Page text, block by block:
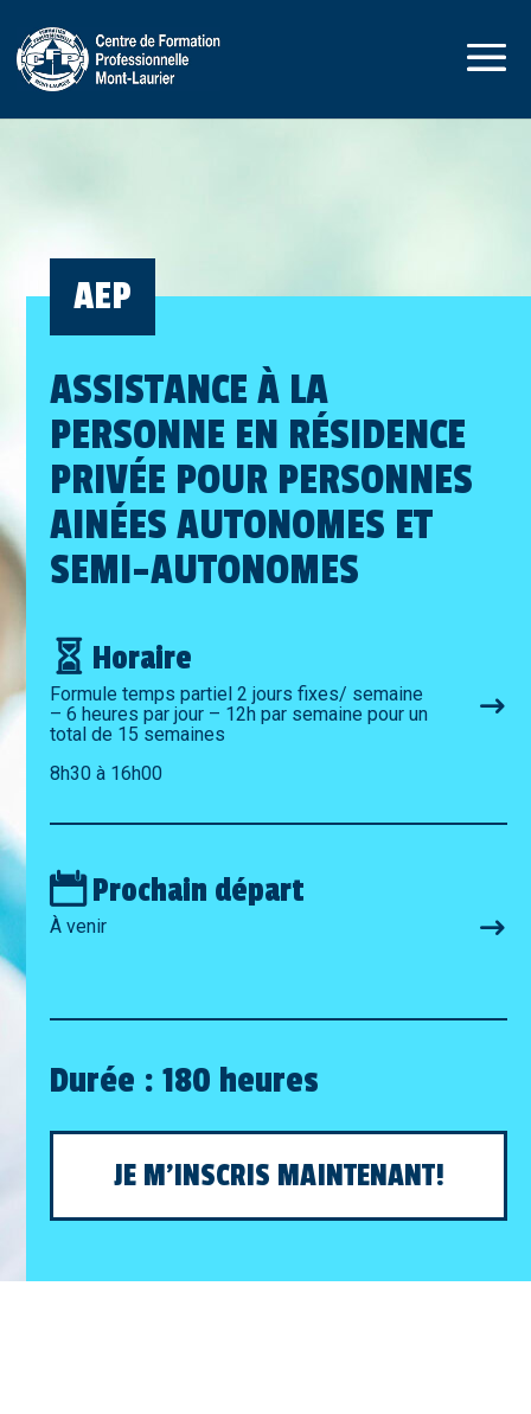
AEP
ASSISTANCE À LA
PERSONNE EN RÉSIDENCE
PRIVÉE POUR PERSONNES
AINÉES AUTONOMES ET
SEMI-AUTONOMES
Horaire
Formule temps partiel 2 jours fixes/ semaine
– 6 heures par jour – 12h par semaine pour un
total de 15 semaines
8h30 à 16h00
Prochain départ
À venir
Durée : 180 heures
JE M'INSCRIS MAINTENANT!